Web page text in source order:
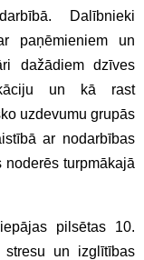
Dalībnieki
paņēmieniem un
dažādiem dzīves
un kā rast
uzdevumu grupās
ar nodarbības
turpmākajā
pilsētas 10.
stresu un izglītības